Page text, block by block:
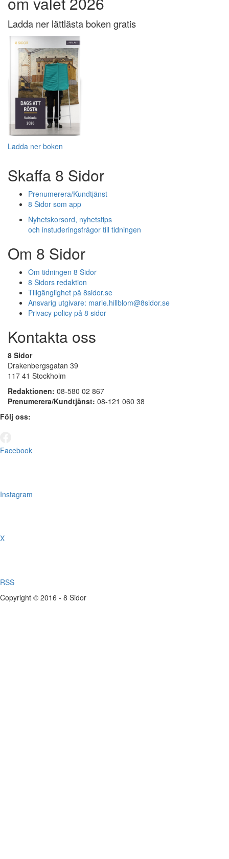
Ladda ner lättlästa boken gratis
Ladda ner boken
Skaffa 8 Sidor
Prenumerera/Kundtjänst
8 Sidor som app
Nyhetskorsord, nyhetstips
och instuderingsfrågor till tidningen
Om 8 Sidor
Om tidningen 8 Sidor
8 Sidors redaktion
Tillgänglighet på 8sidor.se
Ansvarig utgivare: marie.hillblom@8sidor.se
Privacy policy på 8 sidor
Kontakta oss
8 Sidor
Drakenbergsgatan 39
117 41 Stockholm
Redaktionen: 08-580 02 867
Prenumerera/Kundtjänst: 08-121 060 38
Följ oss:
Facebook
Instagram
X
RSS
Copyright © 2016 - 8 Sidor